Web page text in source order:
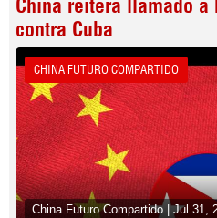
China reitera llamado a
contra Cuba
CHINA FUTURO COMPARTIDO
China Futuro Compartido | Jul 31,